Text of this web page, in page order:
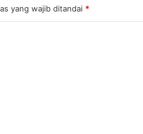
yang wajib ditandai *